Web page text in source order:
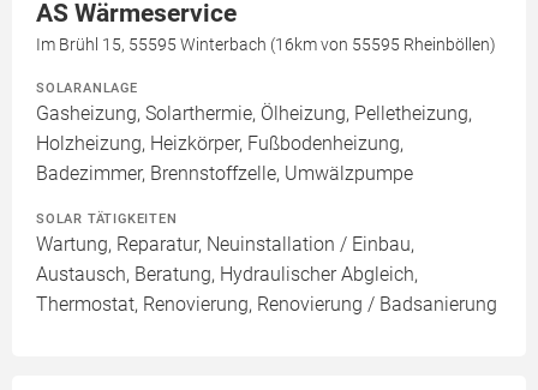
AS Wärmeservice
Im Brühl 15, 55595 Winterbach (16km von 55595 Rheinböllen)
SOLARANLAGE
Gasheizung, Solarthermie, Ölheizung, Pelletheizung,
Holzheizung, Heizkörper, Fußbodenheizung,
Badezimmer, Brennstoffzelle, Umwälzpumpe
SOLAR TÄTIGKEITEN
Wartung, Reparatur, Neuinstallation / Einbau,
Austausch, Beratung, Hydraulischer Abgleich,
Thermostat, Renovierung, Renovierung / Badsanierung